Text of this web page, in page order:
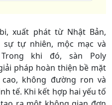
xuất phát từ Nhật Bản,
tự nhiên, mộc mạc và
khi đó, sàn Poly
pháp hoàn thiện bề mặt
không đường ron và
tế. Khi kết hợp hai yếu tố